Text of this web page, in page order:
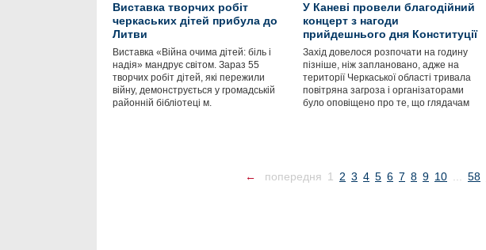
Виставка творчих робіт
черкаських дітей прибула до
Литви
Виставка «Війна очима дітей: біль і
надія» мандрує світом. Зараз 55
творчих робіт дітей, які пережили
війну, демонструється у громадській
районній бібліотеці м.
У Каневі провели благодійний
концерт з нагоди
прийдешнього дня Конституції
Захід довелося розпочати на годину
пізніше, ніж заплановано, адже на
території Черкаської області тривала
повітряна загроза і організаторами
було оповіщено про те, що глядачам
← попередня 1 2 3 4 5 6 7 8 9 10 58